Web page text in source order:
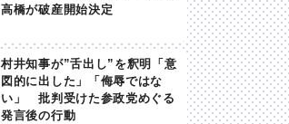
高橋が破産開始決定
村井知事が”舌出し”を釈明「意
図的に出した」「侮辱ではな
い」 批判受けた参政党めぐる
発言後の行動